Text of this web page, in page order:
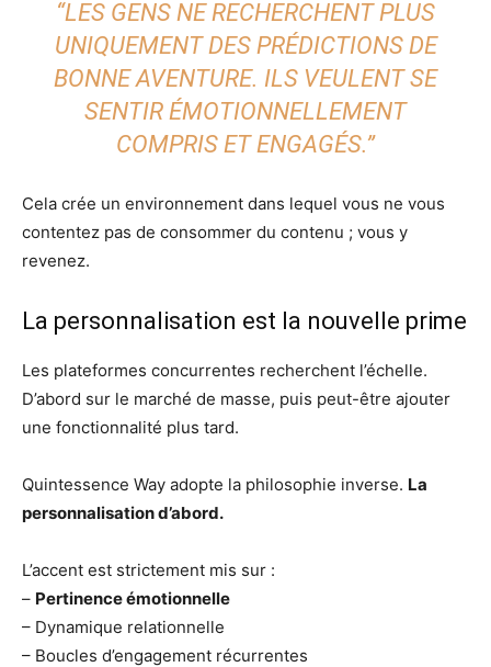
“LES GENS NE RECHERCHENT PLUS
UNIQUEMENT DES PRÉDICTIONS DE
BONNE AVENTURE. ILS VEULENT SE
SENTIR ÉMOTIONNELLEMENT
COMPRIS ET ENGAGÉS.”
Cela crée un environnement dans lequel vous ne vous
contentez pas de consommer du contenu ; vous y
revenez.
La personnalisation est la nouvelle prime
Les plateformes concurrentes recherchent l’échelle.
D’abord sur le marché de masse, puis peut-être ajouter
une fonctionnalité plus tard.
Quintessence Way adopte la philosophie inverse. La
personnalisation d’abord.
L’accent est strictement mis sur :
– Pertinence émotionnelle
– Dynamique relationnelle
– Boucles d’engagement récurrentes